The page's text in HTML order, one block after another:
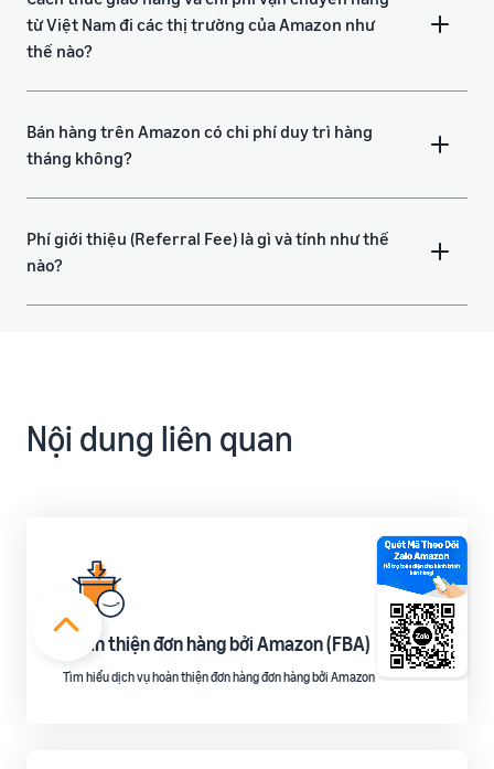
từ Việt Nam đi các thị trường của Amazon như
thế nào?
Bán hàng trên Amazon có chi phí duy trì hàng
tháng không?
Phí giới thiệu (Referral Fee) là gì và tính như thế
nào?
Nội dung liên quan
Hoàn thiện đơn hàng bởi Amazon (FBA)
Tìm hiểu dịch vụ hoàn thiện đơn hàng đơn hàng bởi Amazon